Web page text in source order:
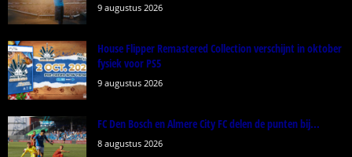
9 augustus 2026
House Flipper Remastered Collection verschijnt in oktober
fysiek voor PS5
9 augustus 2026
FC Den Bosch en Almere City FC delen de punten bij...
8 augustus 2026